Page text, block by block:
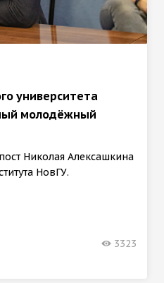
университета
молодёжный
Николая Алексашкина
НовГУ.
3323